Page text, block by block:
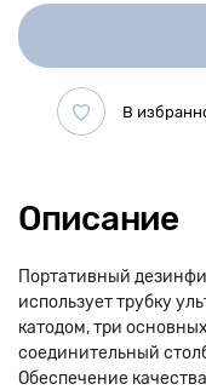
Описание
Портативный
использует трубку
катодом, три
соединительный
Обеспечение